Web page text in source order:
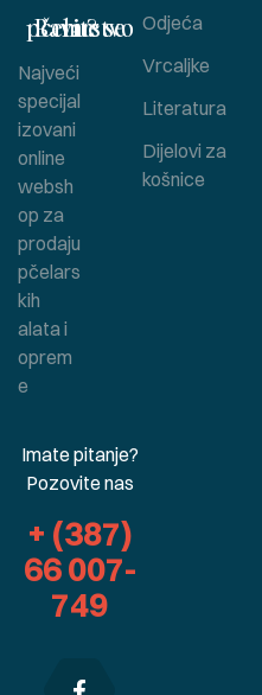
Odjeća
Vrcaljke
Literatura
Dijelovi za
košnice
Bavite se pčelarstvom ?
Najveći
specijal
izovani
online
websh
op za
prodaju
pčelars
kih
alata i
oprem
e
Imate pitanje?
Pozovite nas
+ (387)
66 007-
749